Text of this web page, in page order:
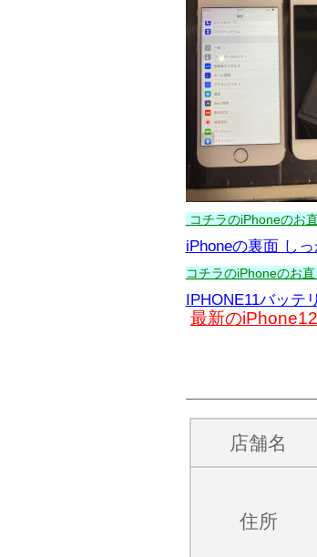
コチラのiPhoneのお
iPhoneの裏面 し
コチラのiPhoneのお
IPHONE11バッテ
最新の
店舗名
住所